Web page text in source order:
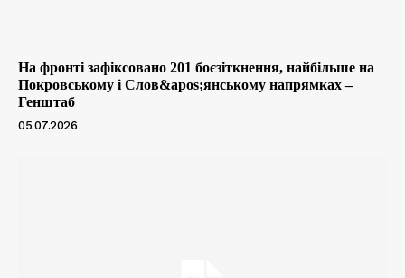
На фронті зафіксовано 201 боєзіткнення, найбільше на
Покровському і Слов&apos;янському напрямках –
Генштаб
05.07.2026